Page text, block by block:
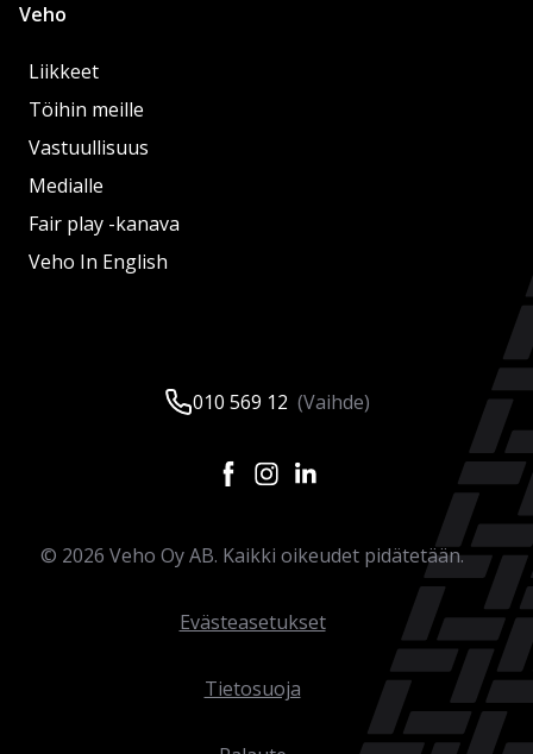
Veho
Liikkeet
Töihin meille
Vastuullisuus
Medialle
Fair play -kanava
Veho In English
010 569 12 (Vaihde)
© 2026 Veho Oy AB. Kaikki oikeudet pidätetään.
Evästeasetukset
Tietosuoja